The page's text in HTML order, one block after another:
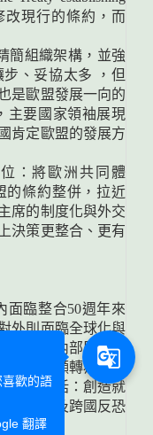
改現行的條約，而
簡組織架構，並強
、妥協太多 ，但
是歐盟發展一向的
主要國家領袖展現
肯定歐盟的發展方
：將歐洲共同體
的條約整併，拉近
席的制度化與外交
決策更整合、更有
面臨整合50週年來
外則面臨全球化與
與爭取內部民意對
略已明顯轉為有效
挑戰包括：創造就
題，以及跨國反恐
歡的語
翻譯
g_translate